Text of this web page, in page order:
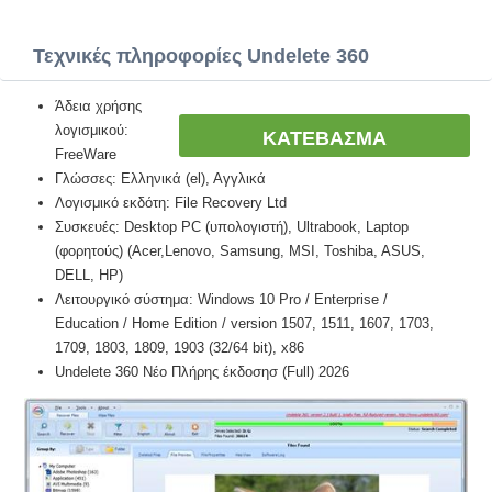
Τεχνικές πληροφορίες Undelete 360
ΚΑΤΕΒΑΣΜΑ
Άδεια χρήσης
λογισμικού:
FreeWare
Γλώσσες: Ελληνικά (el), Αγγλικά
Λογισμικό εκδότη: File Recovery Ltd
Συσκευές: Desktop PC (υπολογιστή), Ultrabook, Laptop
(φορητούς) (Acer,Lenovo, Samsung, MSI, Toshiba, ASUS,
DELL, HP)
Λειτουργικό σύστημα: Windows 10 Pro / Enterprise /
Education / Home Edition / version 1507, 1511, 1607, 1703,
1709, 1803, 1809, 1903 (32/64 bit), x86
Undelete 360 Νέο Πλήρης έκδοσησ (Full) 2026